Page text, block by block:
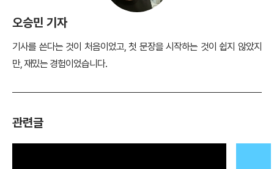
오승민 기자
기사를 쓴다는 것이 처음이었고, 첫 문장을 시작하는 것이 쉽지 않았지
만, 재밌는 경험이었습니다.
관련글